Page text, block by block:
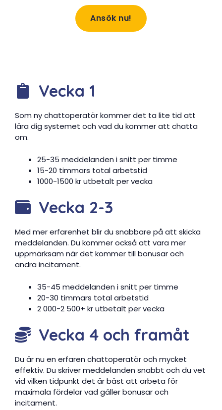
Ansök nu!
Vecka 1
Som ny chattoperatör kommer det ta lite tid att
lära dig systemet och vad du kommer att chatta
om.
25-35 meddelanden i snitt per timme
15-20 timmars total arbetstid
1000-1500 kr utbetalt per vecka
Vecka 2-3
Med mer erfarenhet blir du snabbare på att skicka
meddelanden. Du kommer också att vara mer
uppmärksam när det kommer till bonusar och
andra incitament.
35-45 meddelanden i snitt per timme
20-30 timmars total arbetstid
2 000-2 500+ kr utbetalt per vecka
Vecka 4 och framåt
Du är nu en erfaren chattoperatör och mycket
effektiv. Du skriver meddelanden snabbt och du vet
vid vilken tidpunkt det är bäst att arbeta för
maximala fördelar vad gäller bonusar och
incitament.